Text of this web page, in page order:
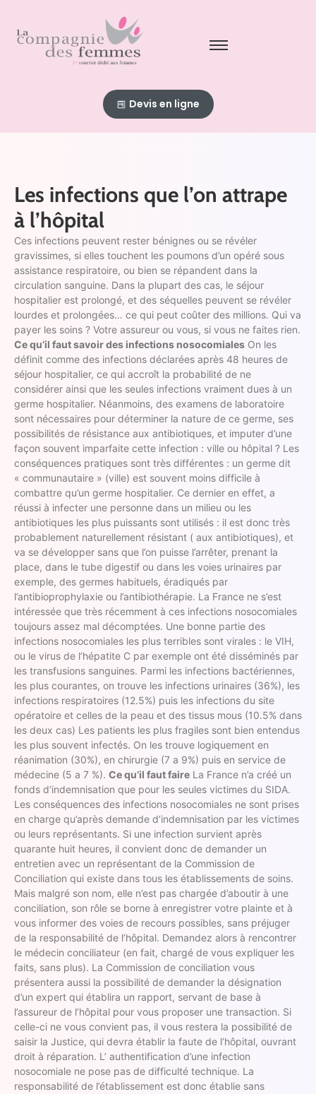
Devis en ligne
Les infections que l’on attrape
à l’hôpital
Ces infections peuvent rester bénignes ou se révéler
gravissimes, si elles touchent les poumons d’un opéré sous
assistance respiratoire, ou bien se répandent dans la
circulation sanguine. Dans la plupart des cas, le séjour
hospitalier est prolongé, et des séquelles peuvent se révéler
lourdes et prolongées… ce qui peut coûter des millions. Qui va
payer les soins ? Votre assureur ou vous, si vous ne faites rien.
Ce qu’il faut savoir des infections nosocomiales On les
définit comme des infections déclarées après 48 heures de
séjour hospitalier, ce qui accroît la probabilité de ne
considérer ainsi que les seules infections vraiment dues à un
germe hospitalier. Néanmoins, des examens de laboratoire
sont nécessaires pour déterminer la nature de ce germe, ses
possibilités de résistance aux antibiotiques, et imputer d’une
façon souvent imparfaite cette infection : ville ou hôpital ? Les
conséquences pratiques sont très différentes : un germe dit
« communautaire » (ville) est souvent moins difficile à
combattre qu’un germe hospitalier. Ce dernier en effet, a
réussi à infecter une personne dans un milieu ou les
antibiotiques les plus puissants sont utilisés : il est donc très
probablement naturellement résistant ( aux antibiotiques), et
va se développer sans que l’on puisse l’arrêter, prenant la
place, dans le tube digestif ou dans les voies urinaires par
exemple, des germes habituels, éradiqués par
l’antibioprophylaxie ou l’antibiothérapie. La France ne s’est
intéressée que très récemment à ces infections nosocomiales
toujours assez mal décomptées. Une bonne partie des
infections nosocomiales les plus terribles sont virales : le VIH,
ou le virus de l’hépatite C par exemple ont été disséminés par
les transfusions sanguines. Parmi les infections bactériennes,
les plus courantes, on trouve les infections urinaires (36%), les
infections respiratoires (12.5%) puis les infections du site
opératoire et celles de la peau et des tissus mous (10.5% dans
les deux cas) Les patients les plus fragiles sont bien entendus
les plus souvent infectés. On les trouve logiquement en
réanimation (30%), en chirurgie (7 a 9%) puis en service de
médecine (5 a 7 %). Ce qu’il faut faire La France n’a créé un
fonds d’indemnisation que pour les seules victimes du SIDA.
Les conséquences des infections nosocomiales ne sont prises
en charge qu’après demande d’indemnisation par les victimes
ou leurs représentants. Si une infection survient après
quarante huit heures, il convient donc de demander un
entretien avec un représentant de la Commission de
Conciliation qui existe dans tous les établissements de soins.
Mais malgré son nom, elle n’est pas chargée d’aboutir à une
conciliation, son rôle se borne à enregistrer votre plainte et à
vous informer des voies de recours possibles, sans préjuger
de la responsabilité de l’hôpital. Demandez alors à rencontrer
le médecin conciliateur (en fait, chargé de vous expliquer les
faits, sans plus). La Commission de conciliation vous
présentera aussi la possibilité de demander la désignation
d’un expert qui établira un rapport, servant de base à
l’assureur de l’hôpital pour vous proposer une transaction. Si
celle-ci ne vous convient pas, il vous restera la possibilité de
saisir la Justice, qui devra établir la faute de l’hôpital, ouvrant
droit à réparation. L’ authentification d’une infection
nosocomiale ne pose pas de difficulté technique. La
responsabilité de l’établissement est donc établie sans